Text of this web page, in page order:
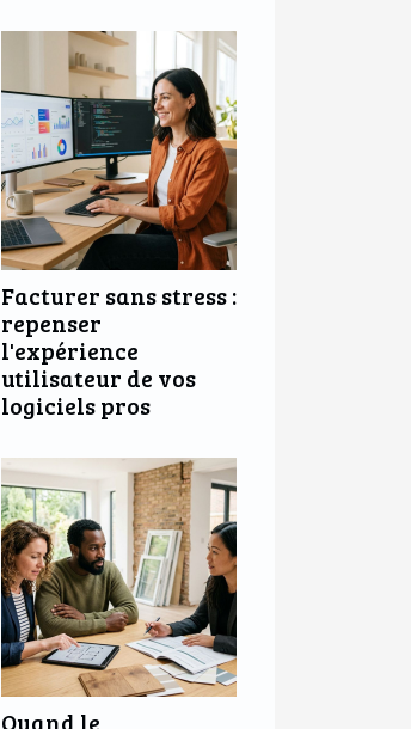
Facturer sans stress :
repenser
l'expérience
utilisateur de vos
logiciels pros
Quand le